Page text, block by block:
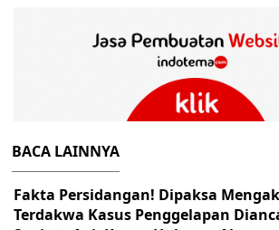
BACA LAINNYA
Fakta Persidangan! Dipaksa
Terdakwa Kasus Penggelapan